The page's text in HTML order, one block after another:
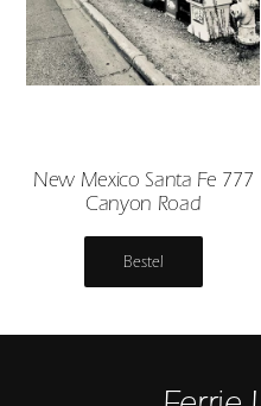
New Mexico Santa Fe 777
Canyon Road
Bestel